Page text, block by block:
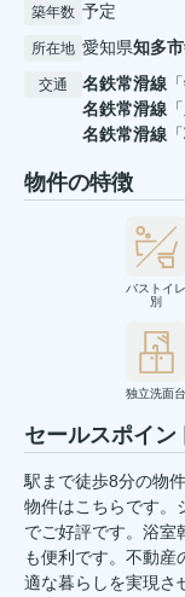
築年数 予定
所在地 愛知県知多市
交通 名鉄常滑線 「
名鉄常滑線 「
名鉄常滑線 「
物件の特徴
バストイレ
別
独立洗面台
セールスポイン
駅まで徒歩8分の物
物件はこちらです。
でご好評です。浴室
も便利です。不動産
適な暮らしを実現さ